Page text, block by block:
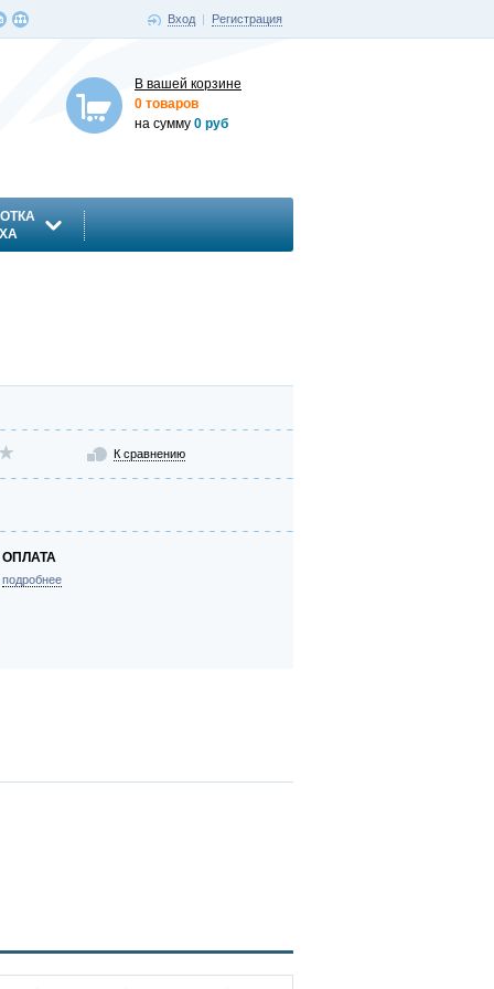
Вход | Регистрация
В вашей корзине
0 товаров
на сумму 0 руб
К сравнению
ОПЛАТА
подробнее